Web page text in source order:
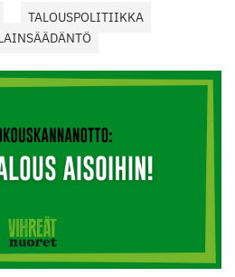
TALOUSPOLITIIKKA